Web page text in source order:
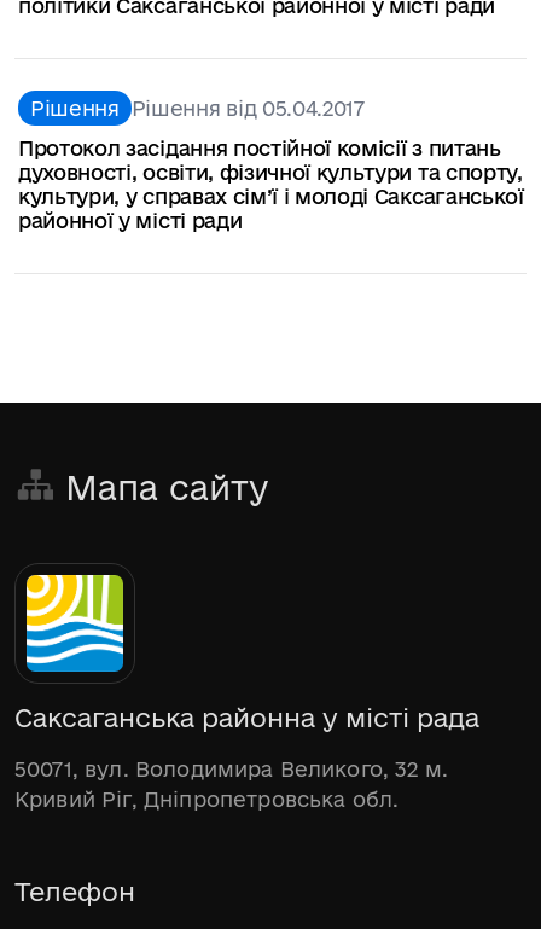
політики Саксаганської районної у місті ради
Рішення Рішення від 05.04.2017
Протокол засідання постійної комісії з питань
духовності, освіти, фізичної культури та спорту,
культури, у справах сім’ї і молоді Саксаганської
районної у місті ради
Мапа сайту
Саксаганська районна у місті рада
50071, вул. Володимира Великого, 32 м.
Кривий Ріг, Дніпропетровська обл.
Телефон